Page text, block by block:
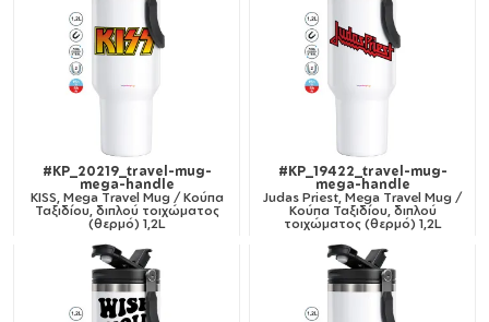
#KP_20219_travel-mug-
mega-handle
KISS, Mega Travel Mug / Κούπα
Ταξιδίου, διπλού τοιχώματος
(θερμό) 1,2L
#KP_19422_travel-mug-
mega-handle
Judas Priest, Mega Travel Mug /
Κούπα Ταξιδίου, διπλού
τοιχώματος (θερμό) 1,2L